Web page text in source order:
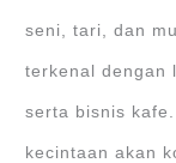
seni, tari, dan
terkenal dengan
serta bisnis
kecintaan akan